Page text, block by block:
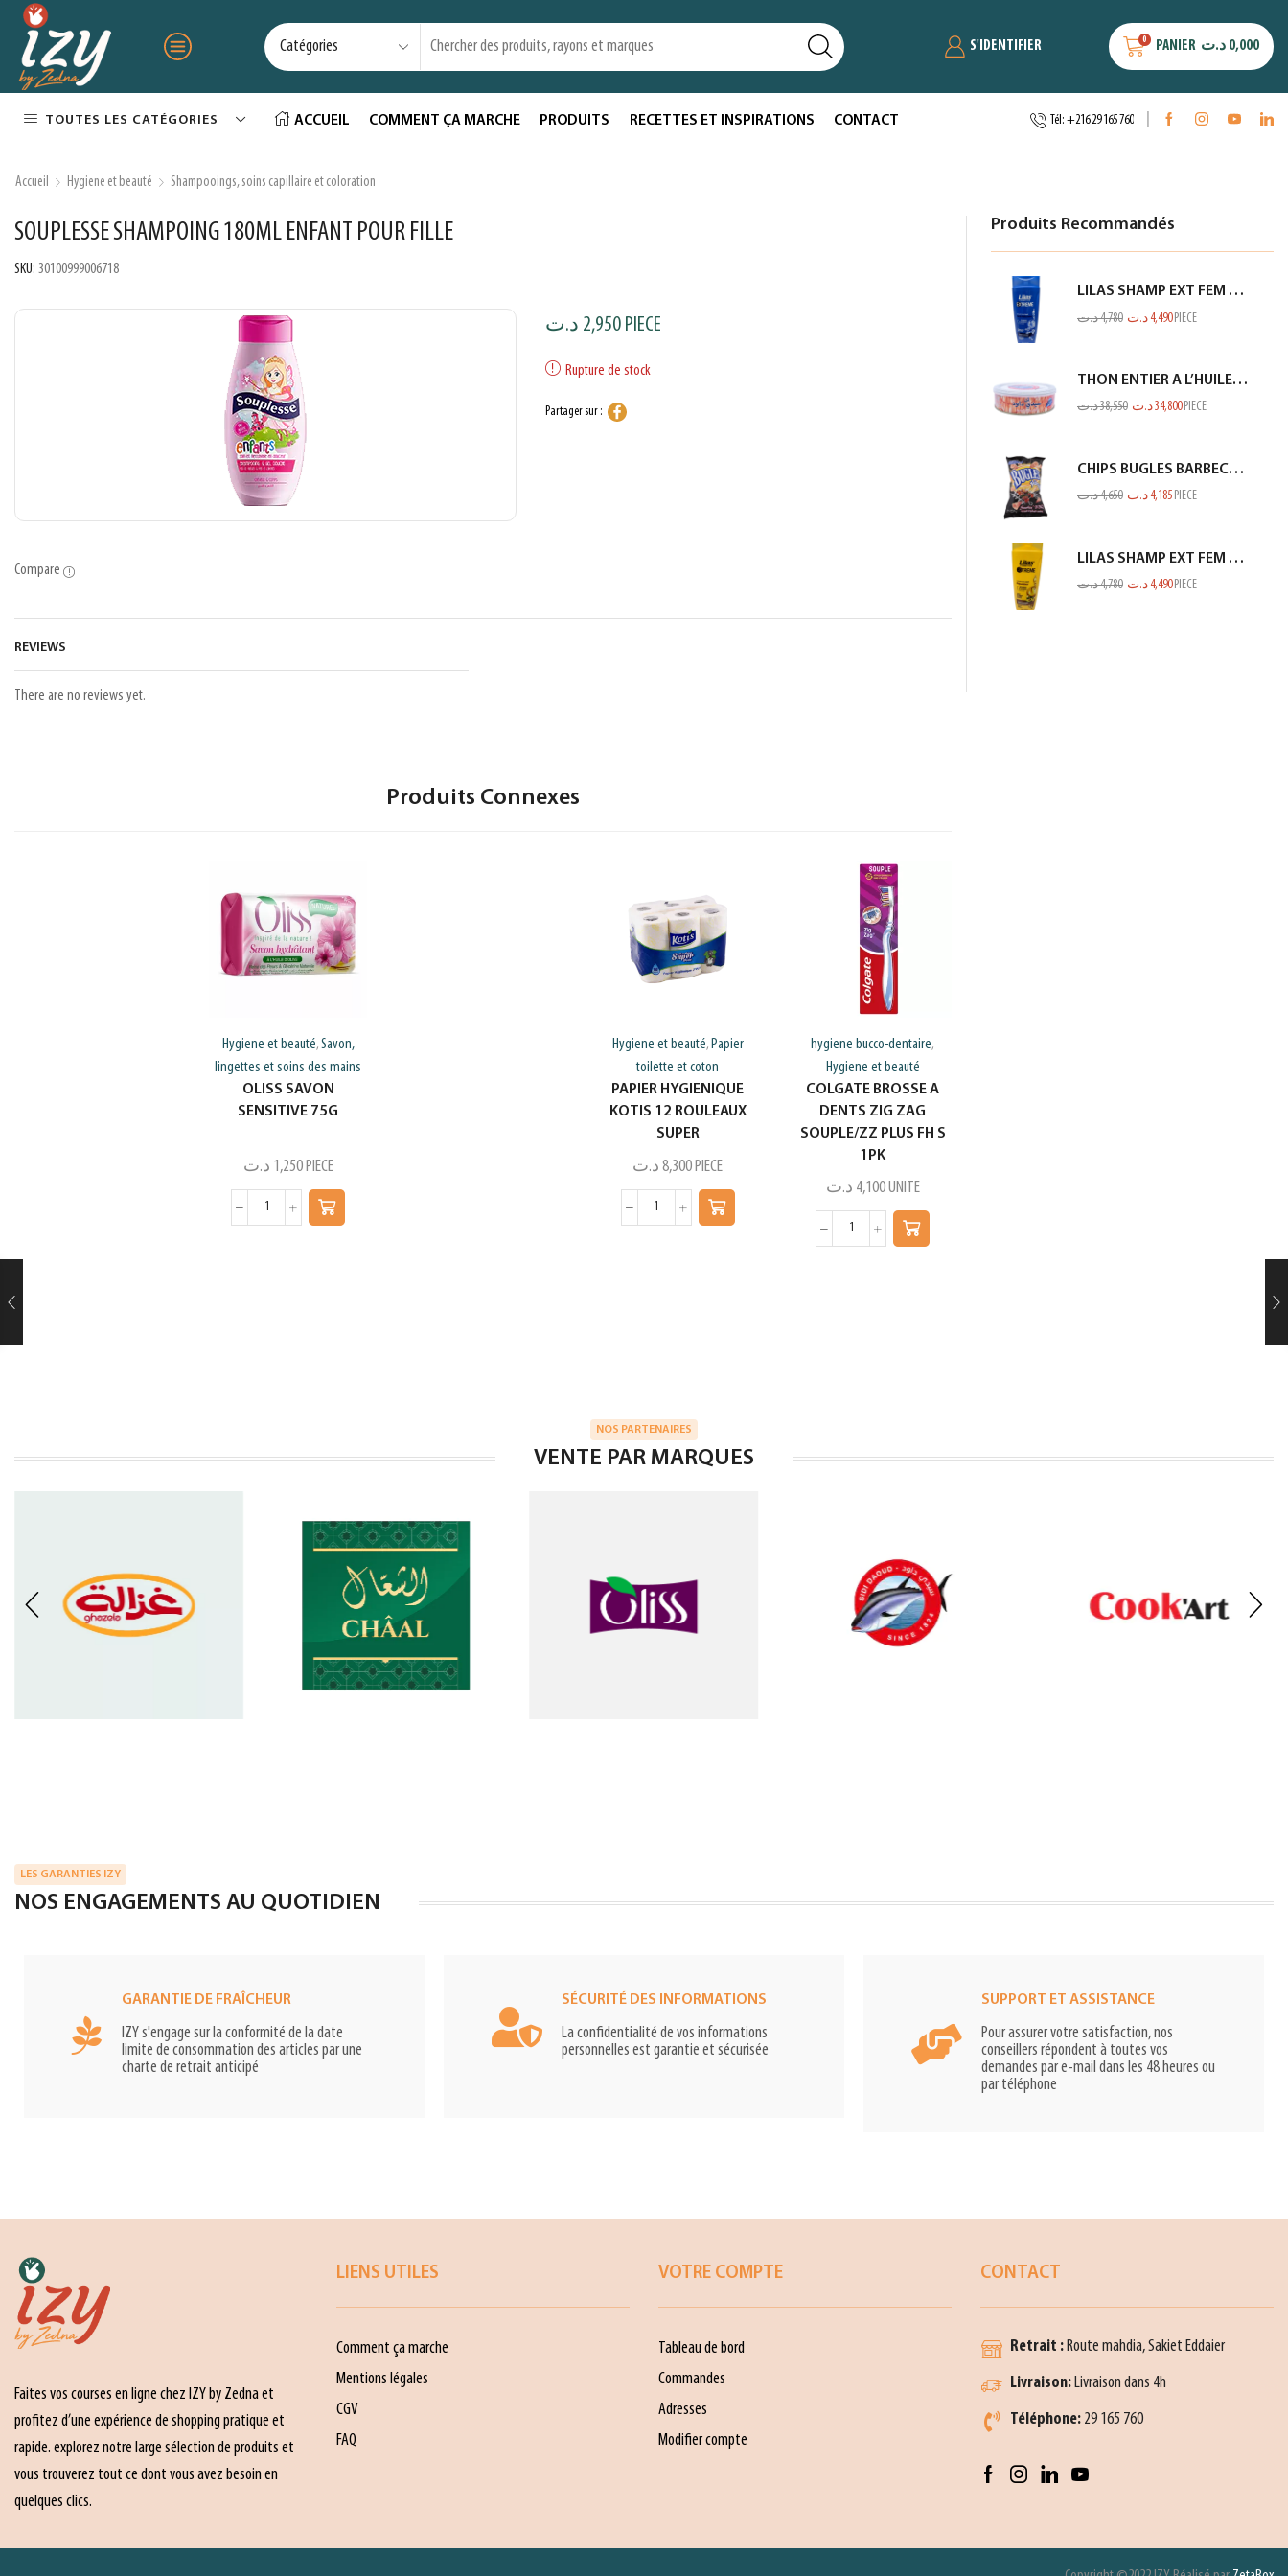
S'IDENTIFIER 0 PANIER 0,000 د.ت
TOUTES LES CATÉGORIES ACCUEIL COMMENT ÇA MARCHE PRODUITS RECETTES ET INSPIRATIONS CONTACT Tél: +216 29 165 760
Accueil Hygiene et beauté Shampooings, soins capillaire et coloration
SOUPLESSE SHAMPOING 180ML ENFANT POUR FILLE
SKU: 30100999006718
Compare
2,950 د.ت PIECE
Rupture de stock
Partager sur :
REVIEWS
There are no reviews yet.
Produits Connexes
Hygiene et beauté, Savon,
lingettes et soins des mains
OLISS SAVON
SENSITIVE 75G
1,250 د.ت PIECE
Hygiene et beauté, Papier
toilette et coton
PAPIER HYGIENIQUE
KOTIS 12 ROULEAUX
SUPER
8,300 د.ت PIECE
hygiene bucco-dentaire,
Hygiene et beauté
COLGATE BROSSE A
DENTS ZIG ZAG
SOUPLE/ZZ PLUS FH S
1PK
4,100 د.ت UNITE
Produits Recommandés
LILAS SHAMP EXT FEM ANTI PELLIC BLEU 350ML
4,780د.ت 4,490 د.ت PIECE
THON ENTIER A L’HUILE D’OLIVE SIDI DAOUD 950G
38,550د.ت 34,800د.ت PIECE
CHIPS BUGLES BARBECUE 75GR
4,650د.ت 4,185 د.ت PIECE
LILAS SHAMP EXT FEM SEC ET ABIME JAUNE 350ML
4,780د.ت 4,490 د.ت PIECE
NOS PARTENAIRES
VENTE PAR MARQUES
LES GARANTIES IZY
NOS ENGAGEMENTS AU QUOTIDIEN
GARANTIE DE FRAÎCHEUR
IZY s'engage sur la conformité de la date
limite de consommation des articles par une
charte de retrait anticipé
SÉCURITÉ DES INFORMATIONS
La confidentialité de vos informations
personnelles est garantie et sécurisée
SUPPORT ET ASSISTANCE
Pour assurer votre satisfaction, nos
conseillers répondent à toutes vos
demandes par e-mail dans les 48 heures ou
par téléphone
Faites vos courses en ligne chez IZY by Zedna et
profitez d’une expérience de shopping pratique et
rapide. explorez notre large sélection de produits et
vous trouverez tout ce dont vous avez besoin en
quelques clics.
LIENS UTILES
Comment ça marche
Mentions légales
CGV
FAQ
VOTRE COMPTE
Tableau de bord
Commandes
Adresses
Modifier compte
CONTACT
Retrait : Route mahdia, Sakiet Eddaier
Livraison: Livraison dans 4h
Téléphone: 29 165 760